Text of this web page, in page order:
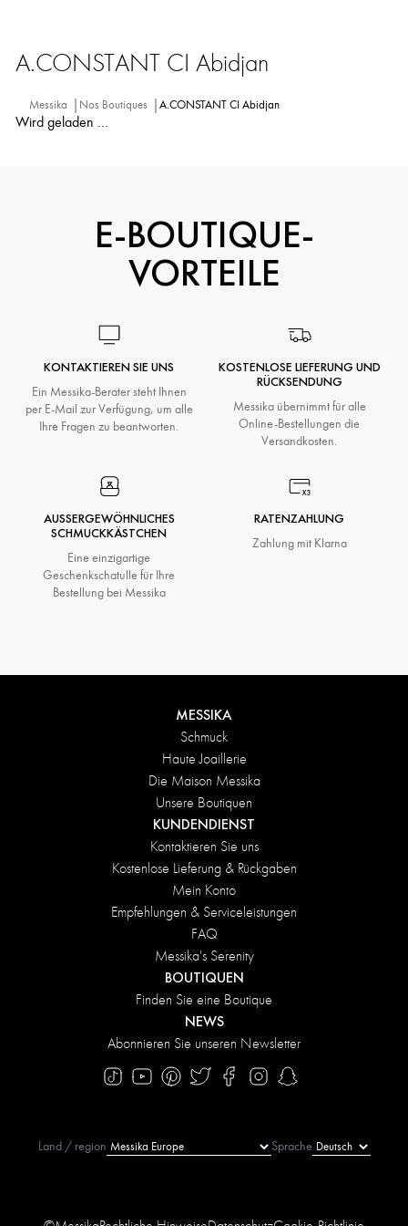
A.CONSTANT CI Abidjan
Messika Nos Boutiques A.CONSTANT CI Abidjan
Wird geladen …
E-BOUTIQUE-
VORTEILE
KONTAKTIEREN SIE UNS
Ein Messika-Berater steht Ihnen
per E-Mail zur Verfügung, um alle
Ihre Fragen zu beantworten.
KOSTENLOSE LIEFERUNG UND
RÜCKSENDUNG
Messika übernimmt für alle
Online-Bestellungen die
Versandkosten.
AUSSERGEWÖHNLICHES S
CHMUCKKÄSTCHEN
Eine einzigartige
Geschenkschatulle für Ihre
Bestellung bei Messika
RATENZAHLUNG
Zahlung mit Klarna
MESSIKA
Schmuck
Haute Joaillerie
Die Maison Messika
Unsere Boutiquen
KUNDENDIENST
Kontaktieren Sie uns
Kostenlose Lieferung & Rückgaben
Mein Konto
Empfehlungen & Serviceleistungen
FAQ
Messika's Serenity
BOUTIQUEN
Finden Sie eine Boutique
NEWS
Abonnieren Sie unseren Newsletter
Land / region Sprache